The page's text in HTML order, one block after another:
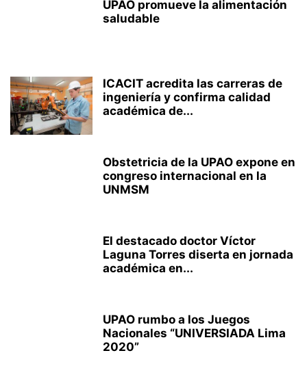
UPAO promueve la alimentación
saludable
ICACIT acredita las carreras de
ingeniería y confirma calidad
académica de...
Obstetricia de la UPAO expone en
congreso internacional en la
UNMSM
El destacado doctor Víctor
Laguna Torres diserta en jornada
académica en...
UPAO rumbo a los Juegos
Nacionales “UNIVERSIADA Lima
2020”